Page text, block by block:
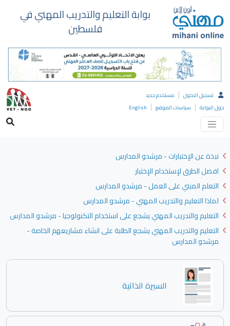
بوابة التعليم والتدريب المهني في
فلسطين
تسجيل الدخول | مستخدم جديد
حول البوابة | سياسات الموقع |
English
نبذة عن الإختبارات - مرشدو المدارس
افضل الطرق لإستخدام الإختبار
التعلم المبني على العمل - مرشدو المدارس
لماذا التعليم والتدريب المهني - مرشدو المدارس
التعليم والتدريب المهني يشجع على استخدام التكنولوجيا - مرشدو المدارس
التعليم والتدريب المهني يشجع الطلبة على انشاء مشاريعهم الخاصة -
مرشدو المدارس
السيرة الذاتية